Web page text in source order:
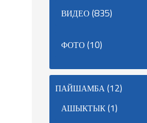
ВИДЕО(835)
ФОТО(10)
ПАЙШАМБА(12)
АШЫКТЫК(1)